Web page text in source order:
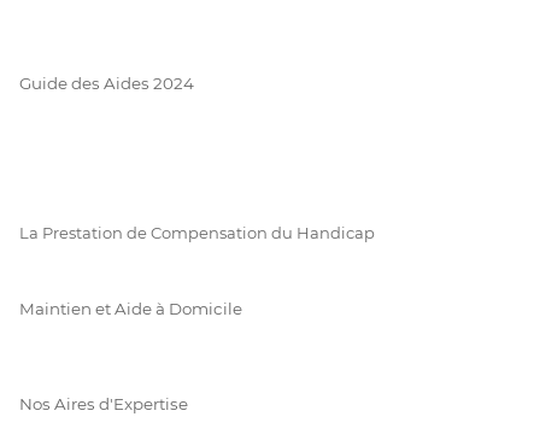
Guide des Aides 2024
La Prestation de Compensation du Handicap
Maintien et Aide à Domicile
Nos Aires d'Expertise